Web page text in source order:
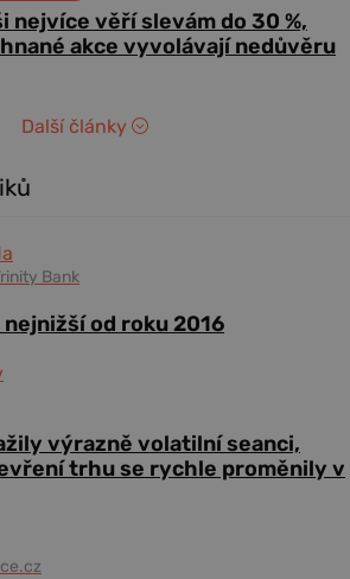
nejvíce věří slevám do 30 %,
akce vyvolávají nedůvěru
Další články
Bank
od roku 2016
výrazně volatilní seanci,
trhu se rychle proměnily v